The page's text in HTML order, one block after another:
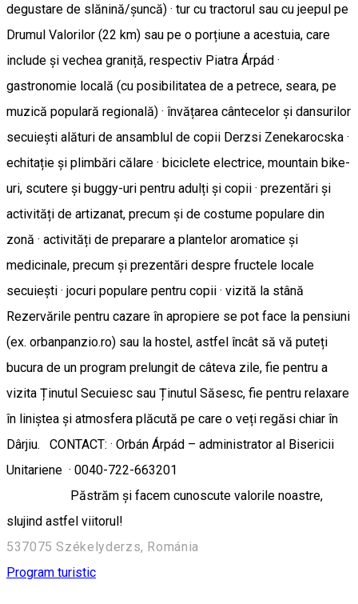
degustare de slănină/șuncă) · tur cu tractorul sau cu jeepul pe
Drumul Valorilor (22 km) sau pe o porțiune a acestuia, care
include și vechea graniță, respectiv Piatra Árpád ·
gastronomie locală (cu posibilitatea de a petrece, seara, pe
muzică populară regională) · învățarea cântecelor și dansurilor
secuiești alături de ansamblul de copii Derzsi Zenekarocska ·
echitație și plimbări călare · biciclete electrice, mountain bike-
uri, scutere și buggy-uri pentru adulți și copii · prezentări și
activități de artizanat, precum și de costume populare din
zonă · activități de preparare a plantelor aromatice și
medicinale, precum și prezentări despre fructele locale
secuiești · jocuri populare pentru copii · vizită la stână
Rezervările pentru cazare în apropiere se pot face la pensiuni
(ex. orbanpanzio.ro) sau la hostel, astfel încât să vă puteți
bucura de un program prelungit de câteva zile, fie pentru a
vizita Ținutul Secuiesc sau Ținutul Săsesc, fie pentru relaxare
în liniștea și atmosfera plăcută pe care o veți regăsi chiar în
Dârjiu. CONTACT: · Orbán Árpád – administrator al Bisericii
Unitariene · 0040-722-663201
Păstrăm și facem cunoscute valorile noastre,
slujind astfel viitorul!
537075 Székelyderzs, Románia
Program turistic